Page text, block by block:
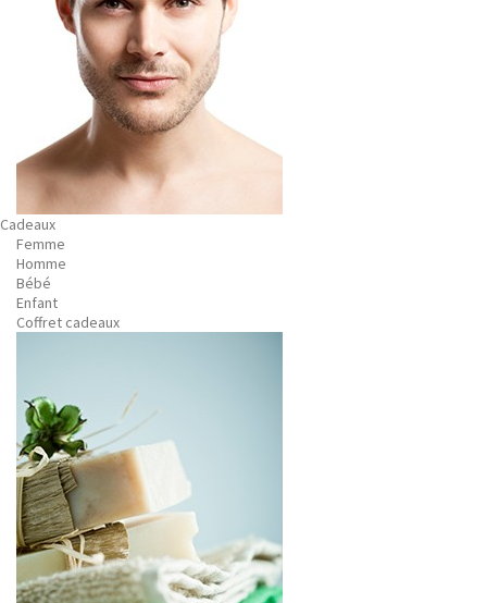
Cadeaux
Femme
Homme
Bébé
Enfant
Coffret cadeaux